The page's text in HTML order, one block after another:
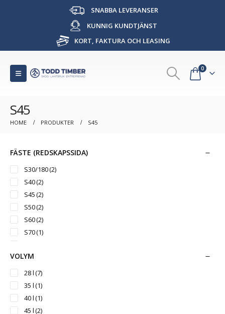
SNABBA LEVERANSER
KUNNIG KUNDTJÄNST
KORT, FAKTURA OCH LEASING
0
S45
HOME PRODUKTER S45
FÄSTE (REDSKAPSSIDA)
S30/180(2)
S40(2)
S45(2)
S50(2)
S60(2)
S70(1)
VOLYM
28 l(7)
35 l(1)
40 l(1)
45 l(2)